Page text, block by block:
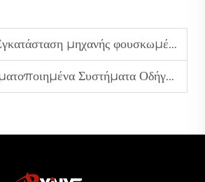
μηχανής φουσκωμένης ταινίας PP: Οδηγός βήμα-βήμα
Οδήγησης Ιμάντων: Εξασφαλίζοντας Τέλεια Ευθυγράμμιση στις Διαδικασίες Κατασκευής Σακούλας